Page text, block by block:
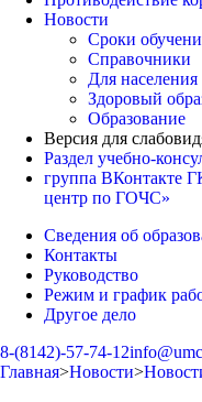
Новости
Сроки
Справочники
Для населения
Здоровый
Образование
Версия для
Раздел учебно-
группа ВКонтакте
центр по ГОЧС»
Сведения об
Контакты
Руководство
Режим и график
Другое дело
8-(8142)-57-74-12
Главная>Новости>